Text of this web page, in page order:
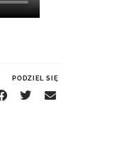
PODZIEL SIĘ